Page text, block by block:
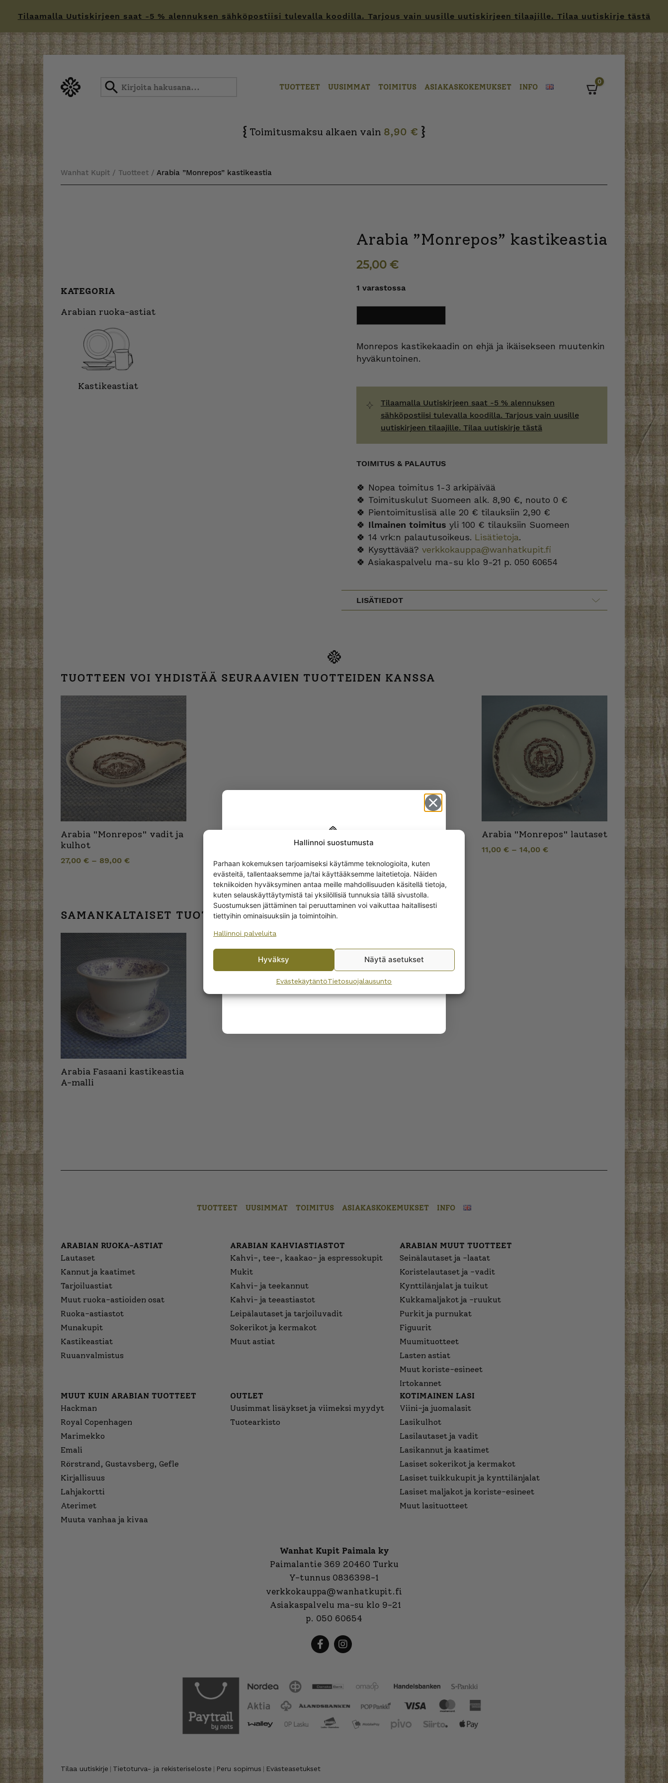
Hallinnoi suostumusta
Parhaan kokemuksen tarjoamiseksi käytämme teknologioita, kuten
evästeitä, tallentaaksemme ja/tai käyttääksemme laitetietoja. Näiden
tekniikoiden hyväksyminen antaa meille mahdollisuuden käsitellä tietoja,
kuten selauskäyttäytymistä tai yksilöllisiä tunnuksia tällä sivustolla.
Suostumuksen jättäminen tai peruuttaminen voi vaikuttaa haitallisesti
tiettyihin ominaisuuksiin ja toimintoihin.
Hallinnoi palveluita
Hyväksy Näytä asetukset
EvästekäytäntöTietosuojalausunto
Tilaamalla Uutiskirjeen saat -5 % alennuksen sähköpostiisi tulevalla koodilla. Tarjous vain uusille uutiskirjeen tilaajille. Tilaa uutiskirje tästä
to
TUOTTEET UUSIMMAT TOIMITUS ASIAKASKOKEMUKSET INFO
0
{ Toimitusmaksu alkaen vain 8,90 € }
Wanhat Kupit / Tuotteet / Arabia ”Monrepos” kastikeastia
KATEGORIA
Arabian ruoka-astiat
Kastikeastiat
Arabia ”Monrepos” kastikeastia
25,00 €
1 varastossa
kastikeastia
Monrepos kastikekaadin on ehjä ja ikäisekseen muutenkin
hyväkuntoinen.
Tilaamalla Uutiskirjeen saat -5 % alennuksen
sähköpostiisi tulevalla koodilla. Tarjous vain uusille
uutiskirjeen tilaajille. Tilaa uutiskirje tästä
TOIMITUS & PALAUTUS
🍀 Nopea toimitus 1-3 arkipäivää
🍀 Toimituskulut Suomeen alk. 8,90 €, nouto 0 €
🍀 Pientoimituslisä alle 20 € tilauksiin 2,90 €
🍀 Ilmainen toimitus yli 100 € tilauksiin Suomeen
🍀 14 vrk:n palautusoikeus. Lisätietoja.
🍀 Kysyttävää? verkkokauppa@wanhatkupit.fi
🍀 Asiakaspalvelu ma-su klo 9-21 p. 050 60654
LISÄTIEDOT
TUOTTEEN VOI YHDISTÄÄ SEURAAVIEN TUOTTEIDEN KANSSA
Arabia "Monrepos" vadit ja
kulhot
27,00 € – 89,00 €
Arabia "Monrepos" lautaset
11,00 € – 14,00 €
SAMANKALTAISET TUOTTEET
Arabia Fasaani kastikeastia
A-malli
TUOTTEET UUSIMMAT TOIMITUS ASIAKASKOKEMUKSET INFO
ARABIAN RUOKA-ASTIAT
Lautaset
Kannut ja kaatimet
Tarjoiluastiat
Muut ruoka-astioiden osat
Ruoka-astiastot
Munakupit
Kastikeastiat
Ruuanvalmistus
ARABIAN KAHVIASTIASTOT
Kahvi-, tee-, kaakao- ja espressokupit
Mukit
Kahvi- ja teekannut
Kahvi- ja teeastiastot
Leipälautaset ja tarjoiluvadit
Sokerikot ja kermakot
Muut astiat
ARABIAN MUUT TUOTTEET
Seinälautaset ja -laatat
Koristelautaset ja -vadit
Kynttilänjalat ja tuikut
Kukkamaljakot ja -ruukut
Purkit ja purnukat
Figuurit
Muumituotteet
Lasten astiat
Muut koriste-esineet
Irtokannet
MUUT KUIN ARABIAN TUOTTEET
Hackman
Royal Copenhagen
Marimekko
Emali
Rörstrand, Gustavsberg, Gefle
Kirjallisuus
Lahjakortti
Aterimet
Muuta vanhaa ja kivaa
OUTLET
Uusimmat lisäykset ja viimeksi myydyt
Tuotearkisto
KOTIMAINEN LASI
Viini-ja juomalasit
Lasikulhot
Lasilautaset ja vadit
Lasikannut ja kaatimet
Lasiset sokerikot ja kermakot
Lasiset tuikkukupit ja kynttilänjalat
Lasiset maljakot ja koriste-esineet
Muut lasituotteet
Wanhat Kupit Paimala ky
Paimalantie 369 20460 Turku
Y-tunnus 0836398-1
verkkokauppa@wanhatkupit.fi
Asiakaspalvelu ma-su klo 9-21
p. 050 60654
Tilaa uutiskirje Tietoturva- ja rekisteriseloste Peru sopimus Evästeasetukset
Get -5%
off?
Yes! I want the discount
By subscribing to the newsletter, you consent to receiving messages from
Wanhojen kuppien and confirm that you have read and accepted